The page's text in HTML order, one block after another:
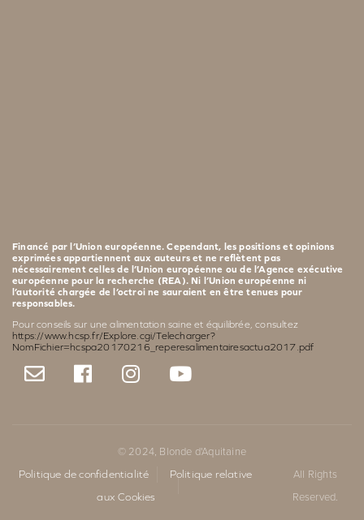
Financé par l’Union européenne. Cependant, les positions et opinions
exprimées appartiennent aux auteurs et ne reflètent pas
nécessairement celles de l’Union européenne ou de l’Agence exécutive
européenne pour la recherche (REA). Ni l’Union européenne ni
l’autorité chargée de l’octroi ne sauraient en être tenues pour
responsables.
Pour conseils sur une alimentation saine et équilibrée, consultez
https://www.hcsp.fr/Explore.cgi/Telecharger?
NomFichier=hcspa20170216_reperesalimentairesactua2017.pdf
© 2024, Blonde d'Aquitaine
Politique de confidentialité
Politique relative
aux Cookies
All Rights
Reserved.